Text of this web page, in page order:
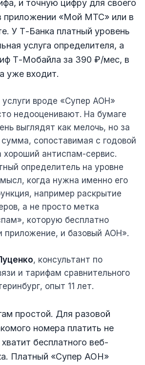
и точную цифру для своего
приложении «Мой МТС» или в
У Т-Банка платный уровень
услуга определителя, а
Т-Мобайла за 390 ₽/мес, в
уже входит.
вроде «Супер АОН»
недооценивают. На бумаге
выглядят как мелочь, но за
сумма, сопоставимая с годовой
хороший антиспам-сервис.
определитель на уровне
когда нужна именно его
например раскрытие
а не просто метка
которую бесплатно
приложение, и базовый АОН».
, консультант по
и тарифам сравнительного
опыт 11 лет.
простой. Для разовой
номера платить не
бесплатного веб-
Платный «Супер АОН»